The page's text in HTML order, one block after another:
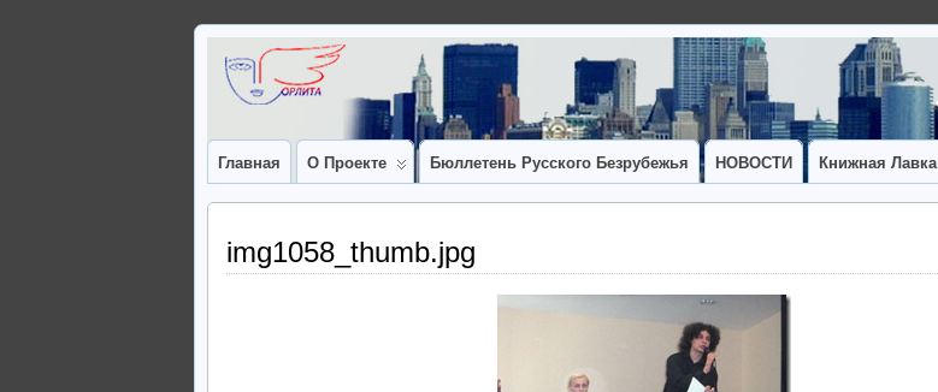
Главная О Проекте Бюллетень Русского Безрубежья НОВОСТИ Книжная Лавка
img1058_thumb.jpg